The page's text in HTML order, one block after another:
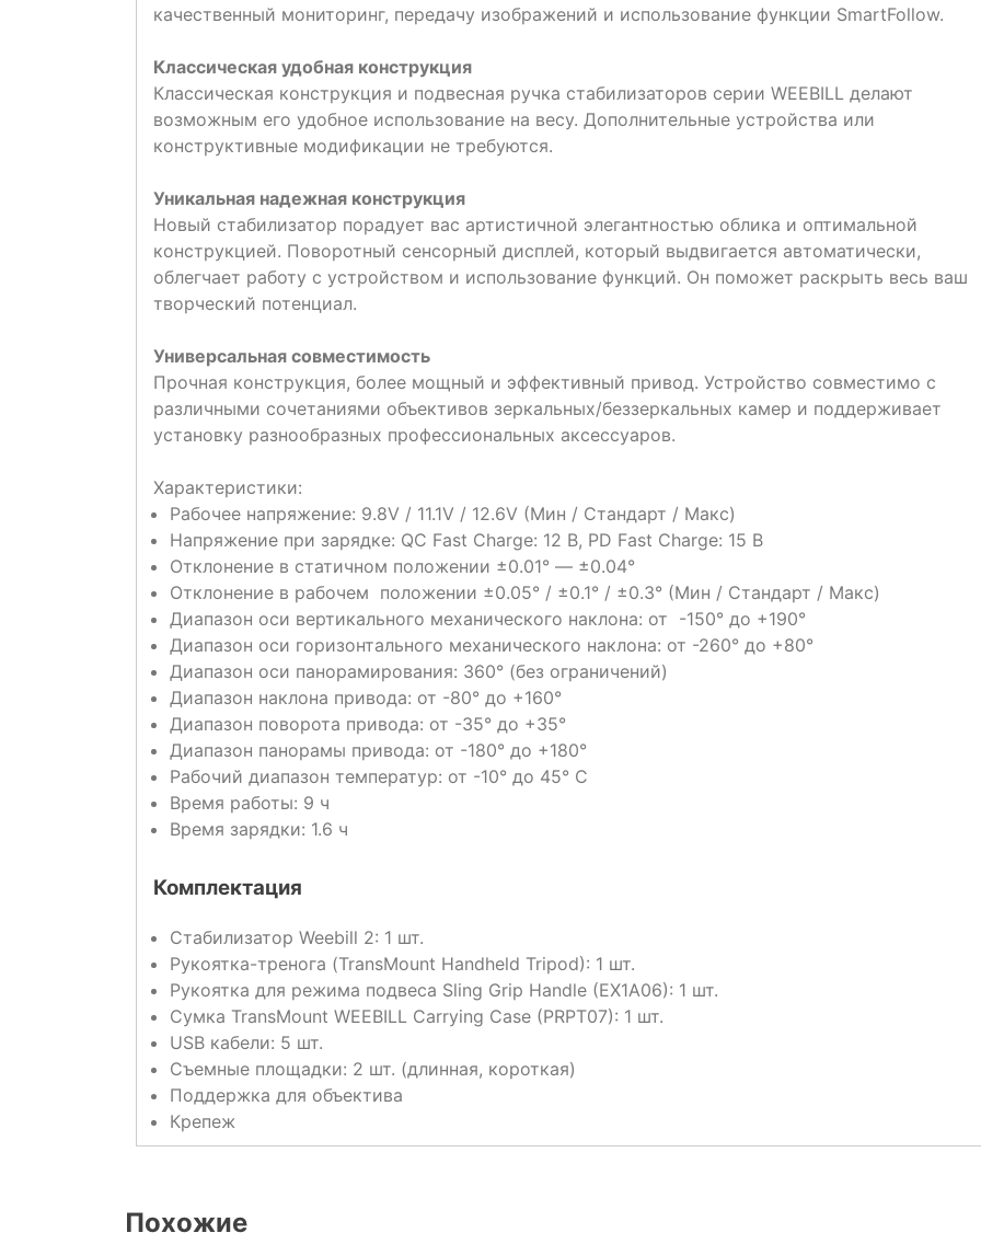
качественный мониторинг, передачу изображений и использование функции SmartFollow.
Классическая удобная конструкция
Классическая конструкция и подвесная ручка стабилизаторов серии WEEBILL делают
возможным его удобное использование на весу. Дополнительные устройства или
конструктивные модификации не требуются.
Уникальная надежная конструкция
Новый стабилизатор порадует вас артистичной элегантностью облика и оптимальной
конструкцией. Поворотный сенсорный дисплей, который выдвигается автоматически,
облегчает работу с устройством и использование функций. Он поможет раскрыть весь ваш
творческий потенциал.
Универсальная совместимость
Прочная конструкция, более мощный и эффективный привод. Устройство совместимо с
различными сочетаниями объективов зеркальных/беззеркальных камер и поддерживает
установку разнообразных профессиональных аксессуаров.
Характеристики:
Рабочее напряжение: 9.8V / 11.1V / 12.6V (Мин / Стандарт / Макс)
Напряжение при зарядке: QC Fast Charge: 12 В, PD Fast Charge: 15 В
Отклонение в статичном положении ±0.01° — ±0.04°
Отклонение в рабочем положении ±0.05° / ±0.1° / ±0.3° (Мин / Стандарт / Макс)
Диапазон оси вертикального механического наклона: от -150° до +190°
Диапазон оси горизонтального механического наклона: от -260° до +80°
Диапазон оси панорамирования: 360° (без ограничений)
Диапазон наклона привода: от -80° до +160°
Диапазон поворота привода: от -35° до +35°
Диапазон панорамы привода: от -180° до +180°
Рабочий диапазон температур: от -10° до 45° С
Время работы: 9 ч
Время зарядки: 1.6 ч
Комплектация
Стабилизатор Weebill 2: 1 шт.
Рукоятка-тренога (TransMount Handheld Tripod): 1 шт.
Рукоятка для режима подвеса Sling Grip Handle (EX1A06): 1 шт.
Сумка TransMount WEEBILL Carrying Case (PRPT07): 1 шт.
USB кабели: 5 шт.
Съемные площадки: 2 шт. (длинная, короткая)
Поддержка для объектива
Крепеж
Похожие